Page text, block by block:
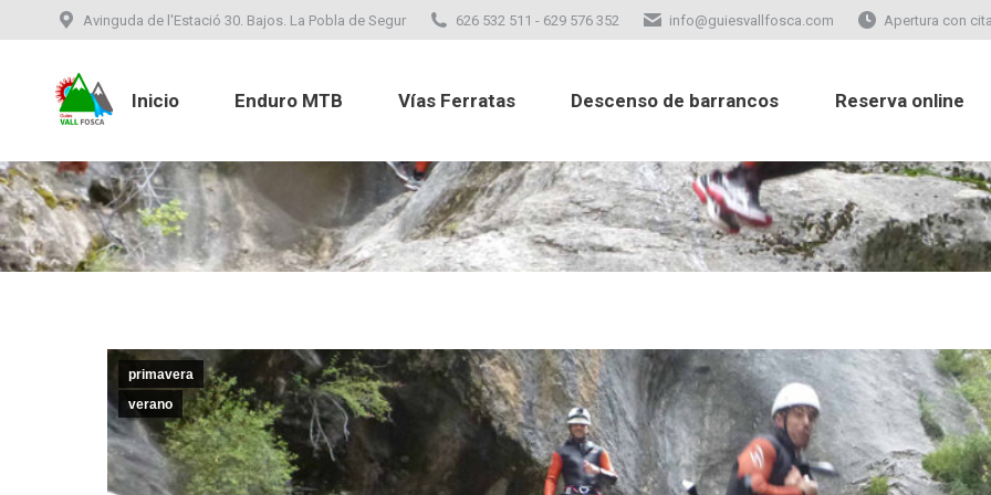
Avinguda de l'Estació 30. Bajos. La Pobla de Segur 626 532 511 - 629 576 352 info@guiesvallfosca.com Apertura con
Inicio Enduro MTB Vías Ferratas Descenso de barrancos Reserva online
primavera
verano
Inicio Enduro MTB Vías Ferratas Descenso de barrancos Reserva online